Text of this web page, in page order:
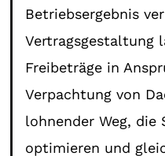
Betriebsergebnis
Vertragsgestaltung
Freibeträge in
Verpachtung von
lohnender Weg, die
optimieren und